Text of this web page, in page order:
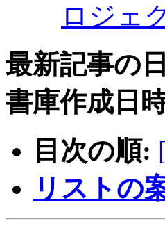
ロジェ
最新記事の
書庫作成日
目次の順:
リストの